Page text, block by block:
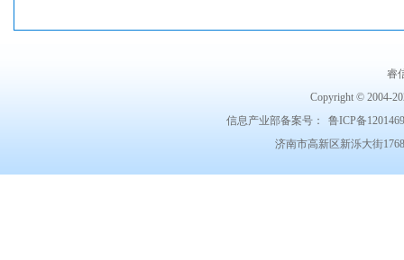
睿
Copyright © 2004-
信息产业部备案号：
鲁ICP备
济南市高新区新泺大街